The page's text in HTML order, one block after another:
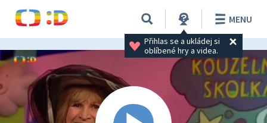
Přihlas se a ukládej si
oblíbené hry a videa.
MENU